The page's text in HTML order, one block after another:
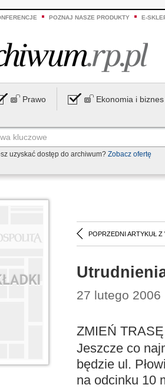
POZNAJ NASZE PRODUKTY E-
Prawo Ekonomia i biznes
uzyskać dostęp do archiwum? Zobacz ofertę
POPRZEDNI ARTYKUŁ Z
27 lutego 2006
ZMIEŃ
Jeszcze co
będzie ul.
na odcinku 10